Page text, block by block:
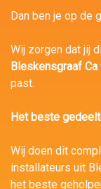
Dan ben je op de
Wij zorgen dat jij
Bleskensgraaf Ca
past.
Het beste
Wij doen dit
installateurs uit
het beste